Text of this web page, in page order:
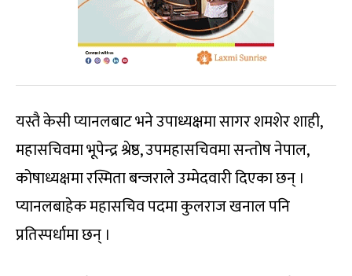
यस्तै केसी प्यानलबाट भने उपाध्यक्षमा सागर शमशेर शाही,
महासचिवमा भूपेन्द्र श्रेष्ठ, उपमहासचिवमा सन्तोष नेपाल,
कोषाध्यक्षमा रस्मिता बन्जराले उम्मेदवारी दिएका छन् ।
प्यानलबाहेक महासचिव पदमा कुलराज खनाल पनि
प्रतिस्पर्धामा छन् ।